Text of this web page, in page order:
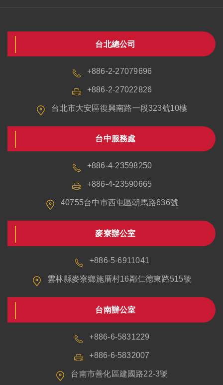
台北總公司
+886-2-27079696
+886-2-27022826
台北市大安區復興南路一段323號10樓
台中服務處
+886-4-23598250
+886-4-23590665
40755台中市西屯區朝馬路636號
麥寮辦公室
+886-5-6911041
雲林縣麥寮鄉施厝村16鄰仁德東路515號
台南辦公室
+886-6-5831229
+886-6-5832007
台南市善化區建國路22-3號